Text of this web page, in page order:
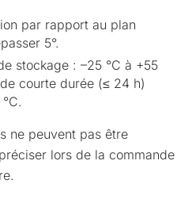
par rapport au plan
5°.
stockage : –25 °C à +55
courte durée (≤ 24 h)
ne peuvent pas être
lors de la commande